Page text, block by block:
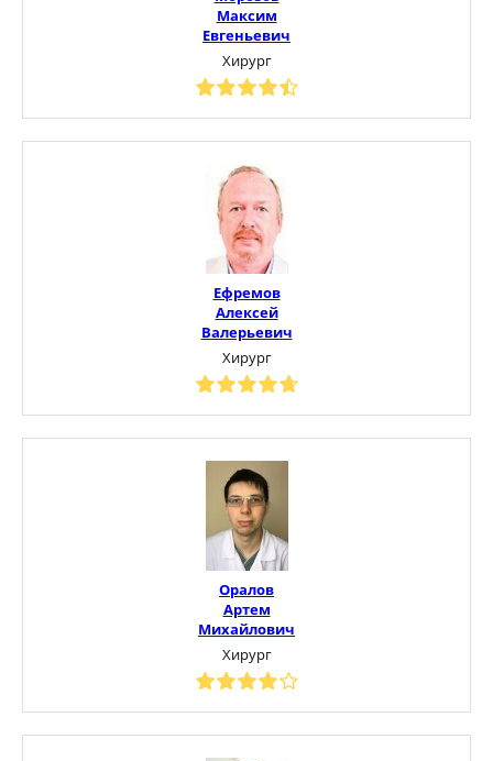
Максим
Евгеньевич
Хирург
Ефремов
Алексей
Валерьевич
Хирург
Оралов
Артем
Михайлович
Хирург